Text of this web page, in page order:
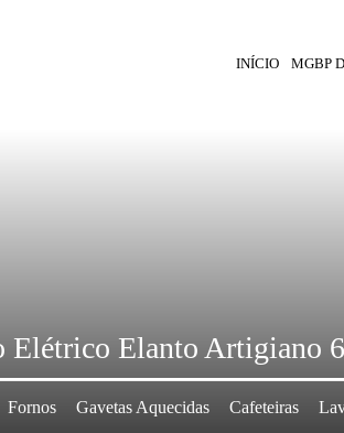
INÍCIO MGBP
Elétrico Elanto Artigiano
Fornos Gavetas Aquecidas Cafeteiras